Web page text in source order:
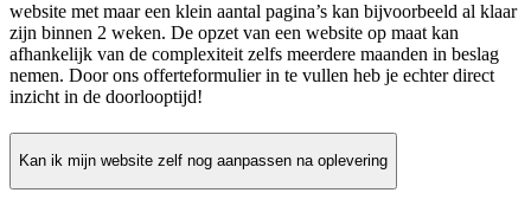
website met maar een klein aantal pagina’s kan bijvoorbeeld al klaar
zijn binnen 2 weken. De opzet van een website op maat kan
afhankelijk van de complexiteit zelfs meerdere maanden in beslag
nemen. Door ons offerteformulier in te vullen heb je echter direct
inzicht in de doorlooptijd!
Kan ik mijn website zelf nog aanpassen na oplevering